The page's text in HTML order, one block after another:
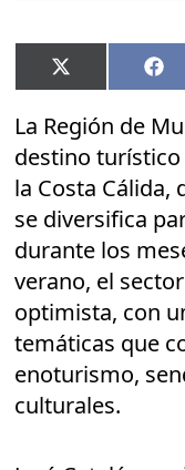
Compartir
en
X
(Twitter) en
La Región de
destino turístico
la Costa Cálida,
se diversifica
durante los
verano, el
optimista, con
temáticas que
enoturismo,
culturales.